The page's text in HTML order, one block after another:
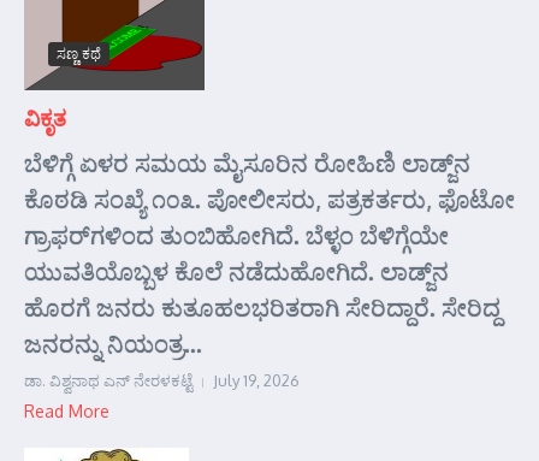
ಸಣ್ಣ ಕಥೆ
ವಿಕೃತ
ಬೆಳಿಗ್ಗೆ ಏಳರ ಸಮಯ ಮೈಸೂರಿನ ರೋಹಿಣಿ ಲಾಡ್ಜ್‌ನ
ಕೊಠಡಿ ಸಂಖ್ಯೆ ೧೦೩. ಪೋಲೀಸರು, ಪತ್ರಕರ್ತರು, ಫೊಟೋ
ಗ್ರಾಫರ್‌ಗಳಿಂದ ತುಂಬಿಹೋಗಿದೆ. ಬೆಳ್ಳಂ ಬೆಳಿಗ್ಗೆಯೇ
ಯುವತಿಯೊಬ್ಬಳ ಕೊಲೆ ನಡೆದುಹೋಗಿದೆ. ಲಾಡ್ಜ್‌ನ
ಹೊರಗೆ ಜನರು ಕುತೂಹಲಭರಿತರಾಗಿ ಸೇರಿದ್ದಾರೆ. ಸೇರಿದ್ದ
ಜನರನ್ನು ನಿಯಂತ್ರ...
ಡಾ. ವಿಶ್ವನಾಥ ಎನ್ ನೇರಳಕಟ್ಟೆ July 19, 2026
Read More